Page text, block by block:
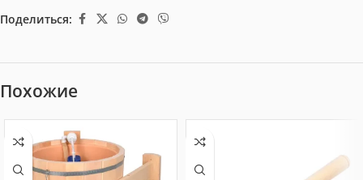
Поделиться:
Похожие